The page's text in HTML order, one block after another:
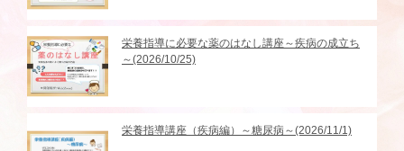
栄養指導に必要な薬のはなし講座～疾病の成立ち
～(2026/10/25)
栄養指導講座（疾病編）～糖尿病～(2026/11/1)